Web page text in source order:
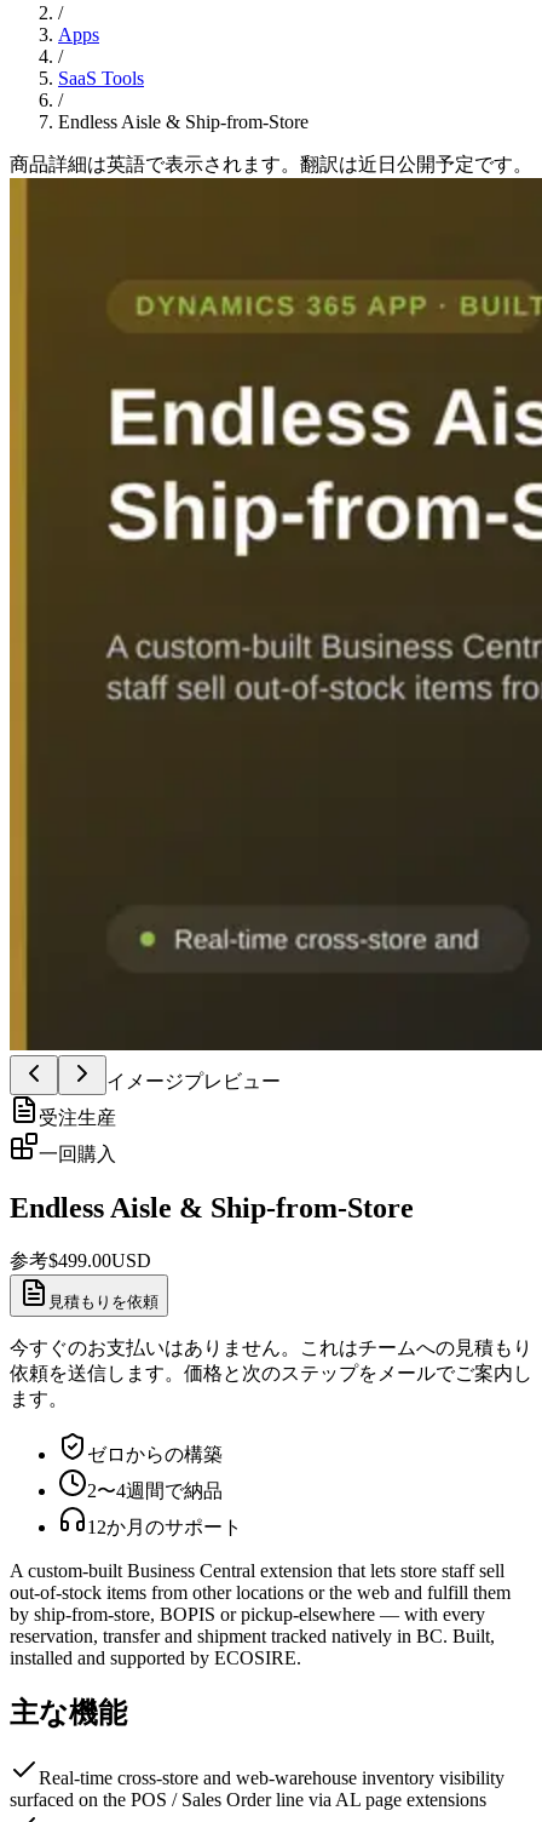
/
Apps
/
SaaS Tools
/
Endless Aisle & Ship-from-Store
商品詳細は英語で表示されます。翻訳は近日公開予定です。
イメージプレビュー
受注生産
一回購入
Endless Aisle & Ship-from-Store
参考$499.00USD
見積もりを依頼
今すぐのお支払いはありません。これはチームへの見積もり
依頼を送信します。価格と次のステップをメールでご案内し
ます。
ゼロからの構築
2〜4週間で納品
12か月のサポート
A custom-built Business Central extension that lets store staff sell
out-of-stock items from other locations or the web and fulfill them
by ship-from-store, BOPIS or pickup-elsewhere — with every
reservation, transfer and shipment tracked natively in BC. Built,
installed and supported by ECOSIRE.
主な機能
Real-time cross-store and web-warehouse inventory visibility
surfaced on the POS / Sales Order line via AL page extensions